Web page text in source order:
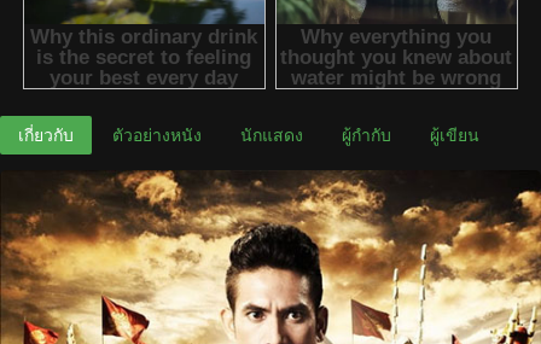
เกี่ยวกับ ตัวอย่างหนัง นักแสดง ผู้กำกับ ผู้เขียน